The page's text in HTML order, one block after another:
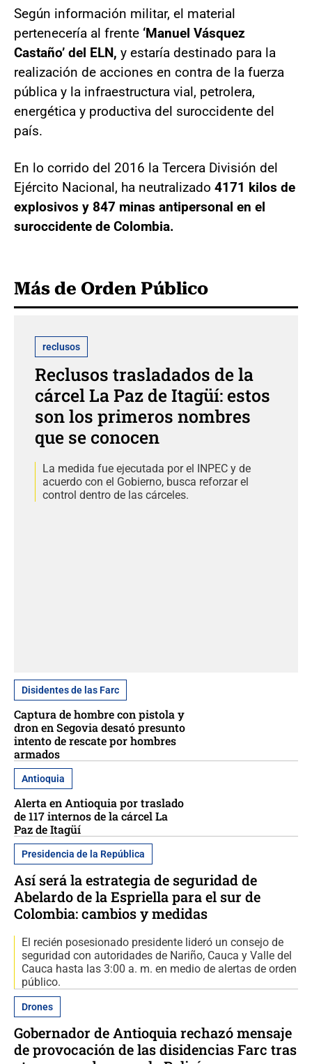
Según información militar, el material
pertenecería al frente ‘Manuel Vásquez
Castaño’ del ELN, y estaría destinado para la
realización de acciones en contra de la fuerza
pública y la infraestructura vial, petrolera,
energética y productiva del suroccidente del
país.
En lo corrido del 2016 la Tercera División del
Ejército Nacional, ha neutralizado 4171 kilos de
explosivos y 847 minas antipersonal en el
suroccidente de Colombia.
Más de Orden Público
reclusos
Reclusos trasladados de la
cárcel La Paz de Itagüí: estos
son los primeros nombres
que se conocen
La medida fue ejecutada por el INPEC y de
acuerdo con el Gobierno, busca reforzar el
control dentro de las cárceles.
Disidentes de las Farc
Captura de hombre con pistola y
dron en Segovia desató presunto
intento de rescate por hombres
armados
Antioquia
Alerta en Antioquia por traslado
de 117 internos de la cárcel La
Paz de Itagüí
Presidencia de la República
Así será la estrategia de seguridad de
Abelardo de la Espriella para el sur de
Colombia: cambios y medidas
El recién posesionado presidente lideró un consejo de
seguridad con autoridades de Nariño, Cauca y Valle del
Cauca hasta las 3:00 a. m. en medio de alertas de orden
público.
Drones
Gobernador de Antioquia rechazó mensaje
de provocación de las disidencias Farc tras